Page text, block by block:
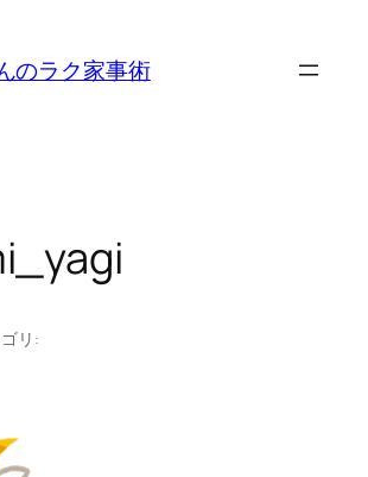
のラク家事術
リ: